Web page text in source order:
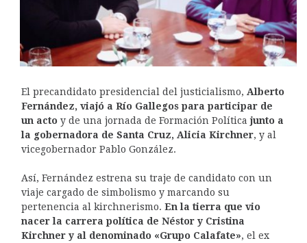
El precandidato presidencial del justicialismo, Alberto
Fernández, viajó a Río Gallegos para participar de
un acto y de una jornada de Formación Política junto a
la gobernadora de Santa Cruz, Alicia Kirchner, y al
vicegobernador Pablo González.
Así, Fernández estrena su traje de candidato con un
viaje cargado de simbolismo y marcando su
pertenencia al kirchnerismo. En la tierra que vio
nacer la carrera política de Néstor y Cristina
Kirchner y al denominado «Grupo Calafate», el ex